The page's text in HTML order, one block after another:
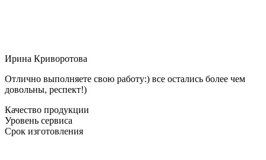
Ирина Криворотова
Отлично выполняете свою работу:) все остались более чем
довольны, респект!)
Качество продукции
Уровень сервиса
Срок изготовления